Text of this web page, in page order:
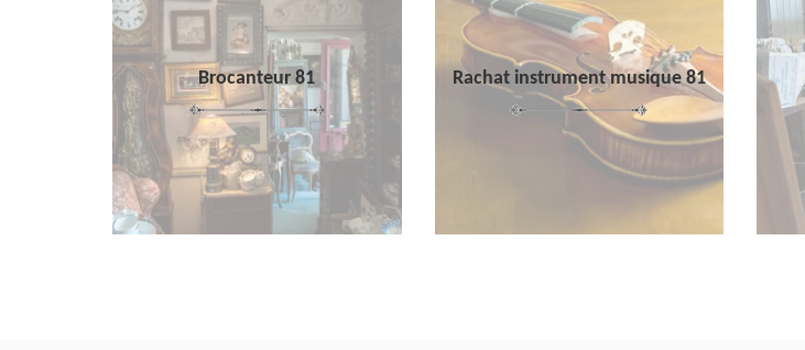
Brocanteur 81 Rachat instrument musique 81